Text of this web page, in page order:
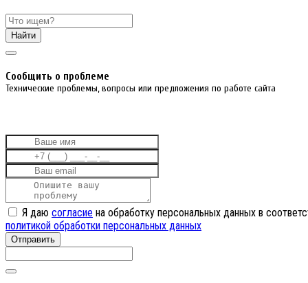
Найти
Cообщить о проблеме
Технические проблемы, вопросы или предложения по работе сайта
Я даю согласие на обработку персональных данных в
политикой обработки персональных данных
Отправить